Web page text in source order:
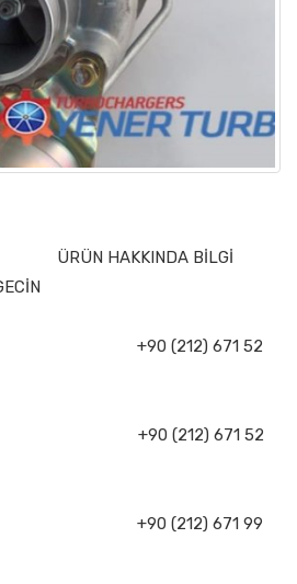
Yıl ÜRÜN HAKKINDA BİLGİ
cc +90 (212) 671 52
Kw +90 (212) 671 52
+90 (212) 671 99